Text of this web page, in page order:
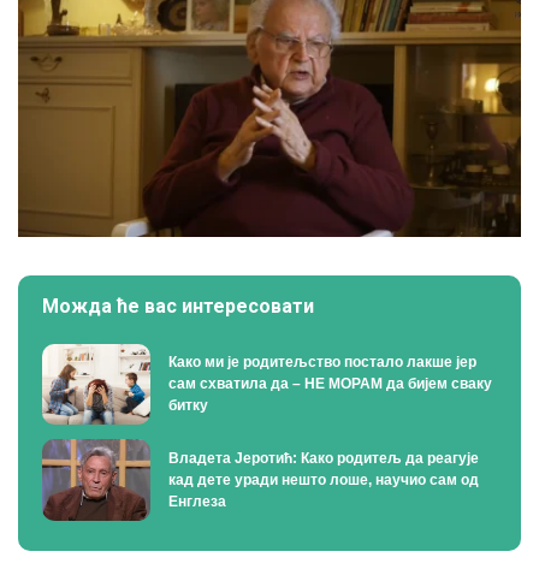
Можда ће вас интересовати
Како ми је родитељство постало лакше јер
сам схватила да – НЕ МОРАМ да бијем сваку
битку
Владета Јеротић: Како родитељ да реагује
кад дете уради нешто лоше, научио сам од
Енглеза